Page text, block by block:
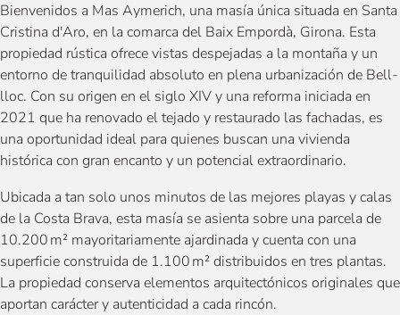
Bienvenidos a Mas Aymerich, una masía única situada en Santa
Cristina d'Aro, en la comarca del Baix Empordà, Girona. Esta
propiedad rústica ofrece vistas despejadas a la montaña y un
entorno de tranquilidad absoluto en plena urbanización de Bell-
lloc. Con su origen en el siglo XIV y una reforma iniciada en
2021 que ha renovado el tejado y restaurado las fachadas, es
una oportunidad ideal para quienes buscan una vivienda
histórica con gran encanto y un potencial extraordinario.
Ubicada a tan solo unos minutos de las mejores playas y calas
de la Costa Brava, esta masía se asienta sobre una parcela de
10.200 m² mayoritariamente ajardinada y cuenta con una
superficie construida de 1.100 m² distribuidos en tres plantas.
La propiedad conserva elementos arquitectónicos originales que
aportan carácter y autenticidad a cada rincón.